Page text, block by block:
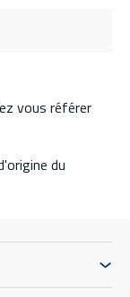
vous référer
du